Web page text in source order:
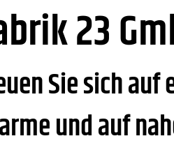
23
Sie sich
und auf